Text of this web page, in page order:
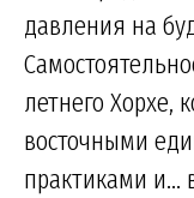
давления на
летнего Хорхе,
восточными
практиками и...